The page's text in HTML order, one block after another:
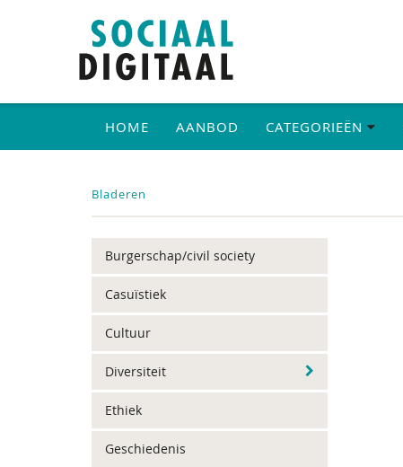
HOME AANBOD CATEGORIEËN
Bladeren
Burgerschap/civil society
Casuïstiek
Cultuur
Diversiteit
Ethiek
Geschiedenis